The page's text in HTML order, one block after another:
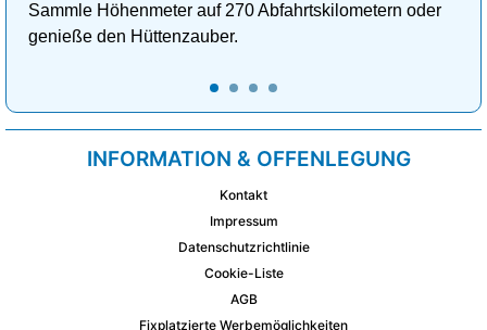
Sammle Höhenmeter auf 270 Abfahrtskilometern oder
genieße den Hüttenzauber.
INFORMATION & OFFENLEGUNG
Kontakt
Impressum
Datenschutzrichtlinie
Cookie-Liste
AGB
Fixplatzierte Werbemöglichkeiten